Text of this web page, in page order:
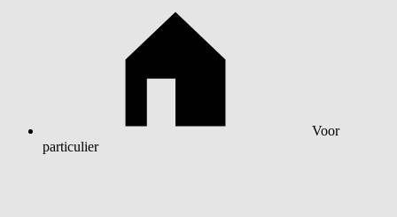
Voor
particulier